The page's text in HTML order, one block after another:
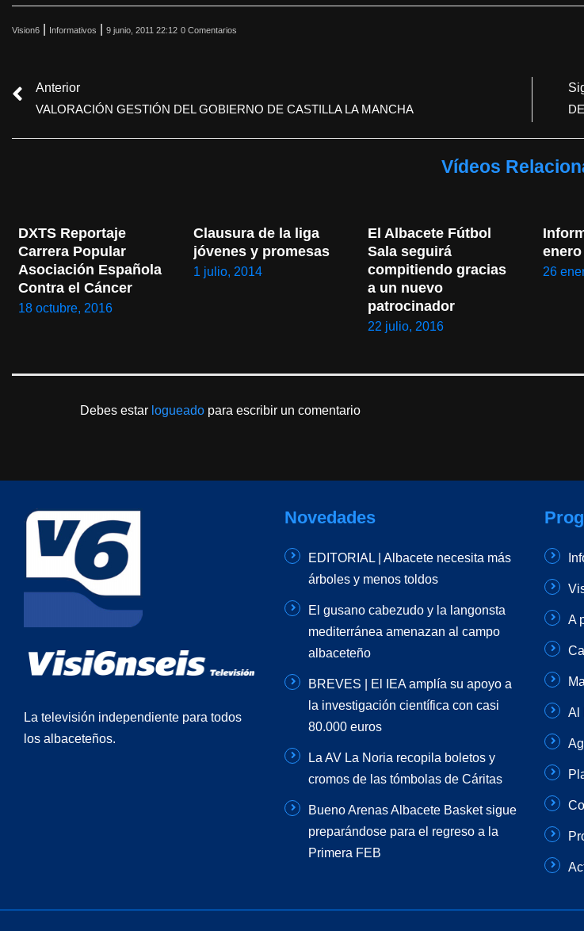
Vision6 Informativos 9 junio, 2011 22:12 0 Comentarios
Anterior
VALORACIÓN GESTIÓN DEL GOBIERNO DE CASTILLA LA MANCHA
Vídeos
DXTS Reportaje
Carrera Popular
Asociación Española
Contra el Cáncer
18 octubre, 2016
Clausura de la liga
jóvenes y promesas
1 julio, 2014
El Albacete Fútbol
Sala seguirá
compitiendo gracias
a un nuevo
patrocinador
22 julio, 2016
enero
26
Debes estar logueado para escribir un comentario
La televisión independiente para todos
los albaceteños.
Novedades
EDITORIAL | Albacete necesita más
árboles y menos toldos
El gusano cabezudo y la langonsta
mediterránea amenazan al campo
albaceteño
BREVES | El IEA amplía su apoyo a
la investigación científica con casi
80.000 euros
La AV La Noria recopila boletos y
cromos de las tómbolas de Cáritas
Bueno Arenas Albacete Basket sigue
preparándose para el regreso a la
Primera FEB
A
Al